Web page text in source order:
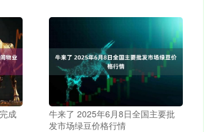
成
牛来了 2025年6月8日全国主要批
发市场绿豆价格行情